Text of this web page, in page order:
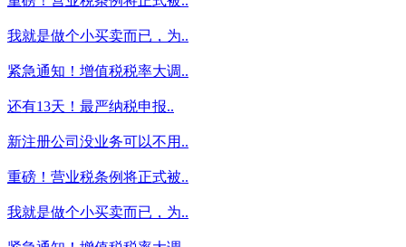
我就是做个小买卖而已，为..
紧急通知！增值税税率大调..
还有13天！最严纳税申报..
新注册公司没业务可以不用..
重磅！营业税条例将正式被..
我就是做个小买卖而已，为..